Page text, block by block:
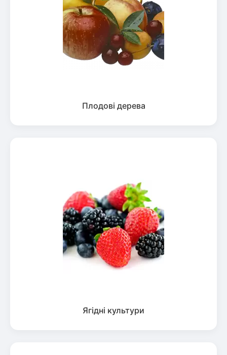
Плодові дерева
Ягідні культури